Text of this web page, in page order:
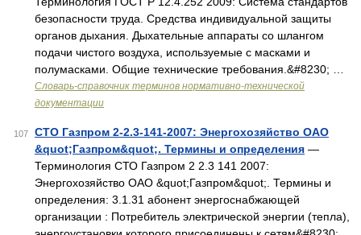
безопасности труда. Средства индивидуальной защиты
органов дыхания. Дыхательные аппараты со шлангом
подачи чистого воздуха, используемые с масками и
полумасками. Общие технические требования.&#8230; …
Словарь-справочник терминов нормативно-технической
документации
107
СТО Газпром 2-2.3-141-2007: Энергохозяйство ОАО
&quot;Газпром&quot;. Термины и определения —
Терминология СТО Газпром 2 2.3 141 2007:
Энергохозяйство ОАО &quot;Газпром&quot;. Термины и
определения: 3.1.31 абонент энергоснабжающей
организации : Потребитель электрической энергии (тепла),